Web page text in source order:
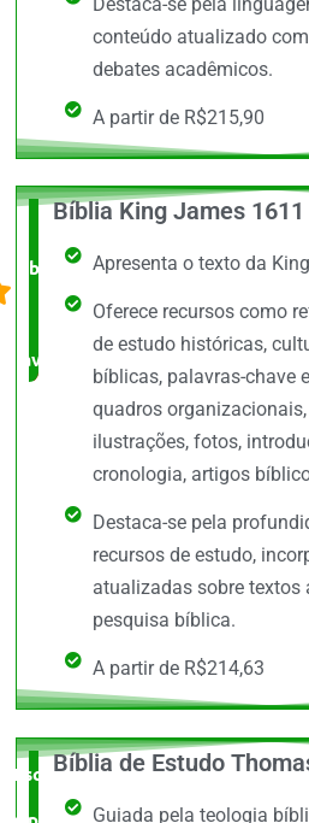
conteúdo atualizado
debates acadêmicos.
A partir de R$215,90
O +
barato,
bem
avaliado!
Bíblia King James
Apresenta o texto da
Oferece recursos como
de estudo históricas,
bíblicas, palavras-chave
quadros
ilustrações, fotos,
cronologia, artigos
Destaca-se pela
recursos de estudo,
atualizadas sobre textos
pesquisa bíblica.
A partir de R$214,63
Escolha do
Bíblia de Estudo
Guiada pela teologia